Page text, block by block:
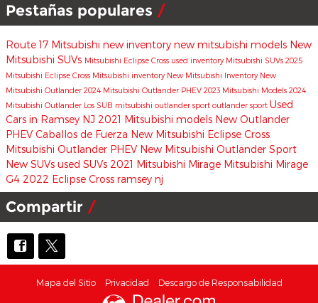
Pestañas populares
Route 17 Mitsubishi new inventory new mitsubishi models New
Mitsubishi SUVs Mitsubishi Eclipse Cross used inventory Mitsubishi SUVs 2025
Mitsubishi Eclipse Cross Mitsubishi inventory New Mitsubishi Inventory New
Mitsubishi Outlander 2024 Mitsubishi Outlander PHEV 2023 Mitsubishi Models 2024
Mitsubishi Outlander Los SUB mitsubishi outlander sport outlander sport Used
Cars in Ramsey NJ 2021 Mitsubishi models New Outlander
PHEV Caballos de Fuerza New Mitsubishi Eclipse Cross
Mitsubishi Outlander PHEV New Mitsubishi Outlander Sport
New SUVs used SUVs 2021 Mitsubishi Mirage Mitsubishi Mirage
G4 2022 Eclipse Cross ramsey nj
Compartir
Mapa del Sitio Privacidad Descargo de Responsabilidad